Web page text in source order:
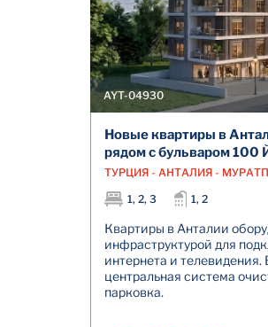
AYT-04930
Новые квартиры в
рядом с бульваром 100
ТУРЦИЯ - АНТАЛИЯ -
1, 2, 3
1, 2
Квартиры в Анталии
инфраструктурой для
интернета и телевидения.
центральная система
парковка.